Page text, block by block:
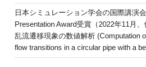
日本シミュレーション学会の国際講演
Presentation Award受賞（2022年11月
乱流遷移現象の数値解析 (Computation
flow transitions in a circular pipe with a